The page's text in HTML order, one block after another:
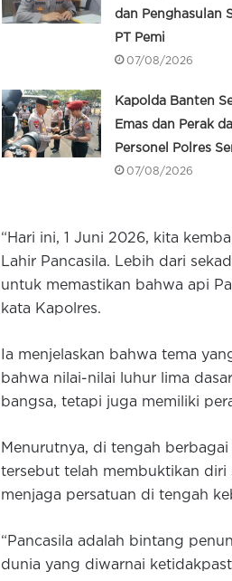
dan Penghasulan
PT Pemi
07/08/2026
Kapolda Banten
Emas dan Perak
Personel Polres
07/08/2026
“Hari ini, 1 Juni 2026, kita
Lahir Pancasila. Lebih dari
untuk memastikan bahwa api
kata Kapolres.
Ia menjelaskan bahwa tema
bahwa nilai-nilai luhur lima
bangsa, tetapi juga memiliki
Menurutnya, di tengah
tersebut telah membuktikan
menjaga persatuan di tengah
“Pancasila adalah bintang
dunia yang diwarnai